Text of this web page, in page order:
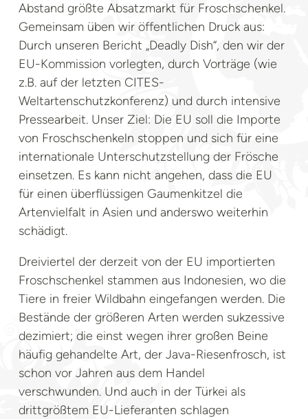
Abstand größte Absatzmarkt für Froschschenkel.
Gemeinsam üben wir öffentlichen Druck aus:
Durch unseren Bericht „Deadly Dish“, den wir der
EU-Kommission vorlegten, durch Vorträge (wie
z.B. auf der letzten CITES-
Weltartenschutzkonferenz) und durch intensive
Pressearbeit. Unser Ziel: Die EU soll die Importe
von Froschschenkeln stoppen und sich für eine
internationale Unterschutzstellung der Frösche
einsetzen. Es kann nicht angehen, dass die EU
für einen überflüssigen Gaumenkitzel die
Artenvielfalt in Asien und anderswo weiterhin
schädigt.
Dreiviertel der derzeit von der EU importierten
Froschschenkel stammen aus Indonesien, wo die
Tiere in freier Wildbahn eingefangen werden. Die
Bestände der größeren Arten werden sukzessive
dezimiert; die einst wegen ihrer großen Beine
häufig gehandelte Art, der Java-Riesenfrosch, ist
schon vor Jahren aus dem Handel
verschwunden. Und auch in der Türkei als
drittgrößtem EU-Lieferanten schlagen